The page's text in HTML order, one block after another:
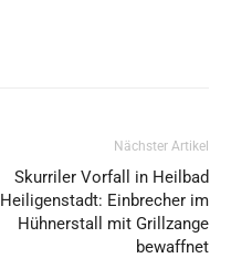
Nächster Artikel
Skurriler Vorfall in Heilbad
Heiligenstadt: Einbrecher im
Hühnerstall mit Grillzange
bewaffnet